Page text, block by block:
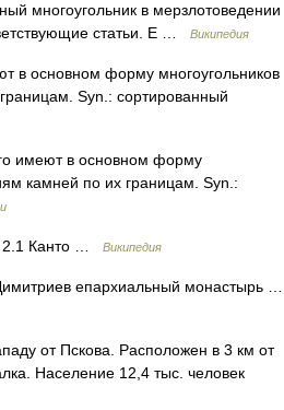
многоугольник в мерзлотоведении
статьи. Е …
Википедия
в основном форму многоугольников
Syn.: сортированный
имеют в основном форму
камней по их границам. Syn.:
2.1 Канто … Википедия
епархиальный монастырь …
от Пскова. Расположен в 3 км от
Население 12,4 тыс. человек